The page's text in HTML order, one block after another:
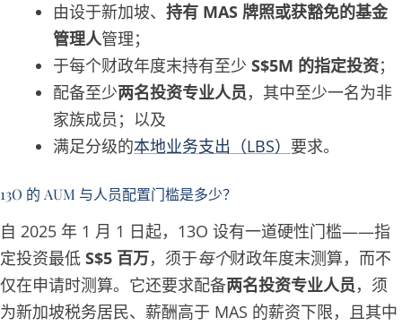
由设于新加坡、持有 MAS 牌照或获豁免的基金
管理人管理；
于每个财政年度末持有至少S$5M 的指定投资；
配备至少两名投资专业人员，其中至少一名为非
家族成员；以及
满足分级的本地业务支出（LBS） 要求。
13O 的 AUM 与人员配置门槛是多少？
自 2025 年 1 月 1 日起，13O 设有一道硬性门槛——指
定投资最低 S$5 百万，须于每个财政年度末测算，而不
仅在申请时测算。它还要求配备两名投资专业人员，须
为新加坡税务居民、薪酬高于 MAS 的薪资下限，且其中